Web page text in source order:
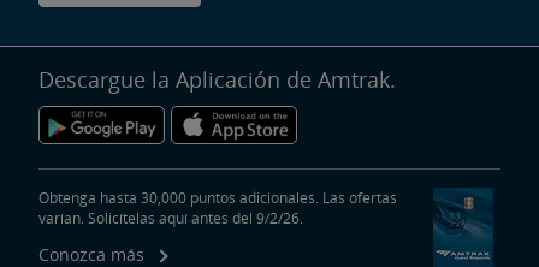
Descargue la Aplicación de Amtrak.
Obtenga hasta 30,000 puntos adicionales. Las ofertas
varían. Solicítelas aquí antes del 9/2/26.
Conozca más